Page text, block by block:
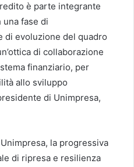
è parte integrante
una fase di
di evoluzione del quadro
di collaborazione
finanziario, per
allo sviluppo
di Unimpresa,
la progressiva
di ripresa e resilienza